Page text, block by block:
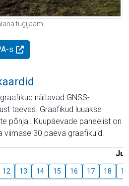
tugijaam
s
näitavad GNSS-
taevas. Graafikud luuakse
põhjal. Kuupäevade paneelist on
30 päeva graafikuid.
12 13 14 15 16 17 18 19